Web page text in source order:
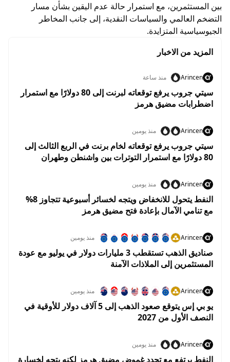
بين المستثمرين، مع استمرار حالة عدم اليقين بشأن مسار
التضخم العالمي والسياسات النقدية، إلى جانب المخاطر
الجيوسياسية المتزايدة.
المزيد من الاخبار
Arincen منذ ساعة
سيتي جروب يرفع توقعاته لبرنت إلى 80 دولارًا مع استمرار
اضطرابات مضيق هرمز
Arincen منذ يومين
سيتي جروب يرفع توقعاته لخام برنت في الربع الثالث إلى
80 دولارًا مع استمرار التوترات بين واشنطن وطهران
Arincen منذ يومين
النفط يتحول للانخفاض ويتجه لخسائر أسبوعية تتجاوز 8%
مع تنامي الآمال بإعادة فتح مضيق هرمز
Arincen منذ يومين
صناديق الذهب تستقطب 3 مليارات دولار في يوليو مع عودة
المستثمرين إلى الملاذات الآمنة
Arincen منذ يومين
يو بي إس يتوقع صعود الذهب إلى 5 آلاف دولار للأوقية في
النصف الأول من 2027
Arincen منذ يومين
النفط يرتفع مع تجدد غموض مضيق هرمز لكنه يتجه لخسارة